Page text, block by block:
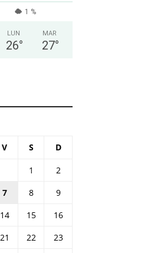
1 %
LUN
26°
MAR
27°
V S D
1
2
7 8
9
14 15
16
21 22
23